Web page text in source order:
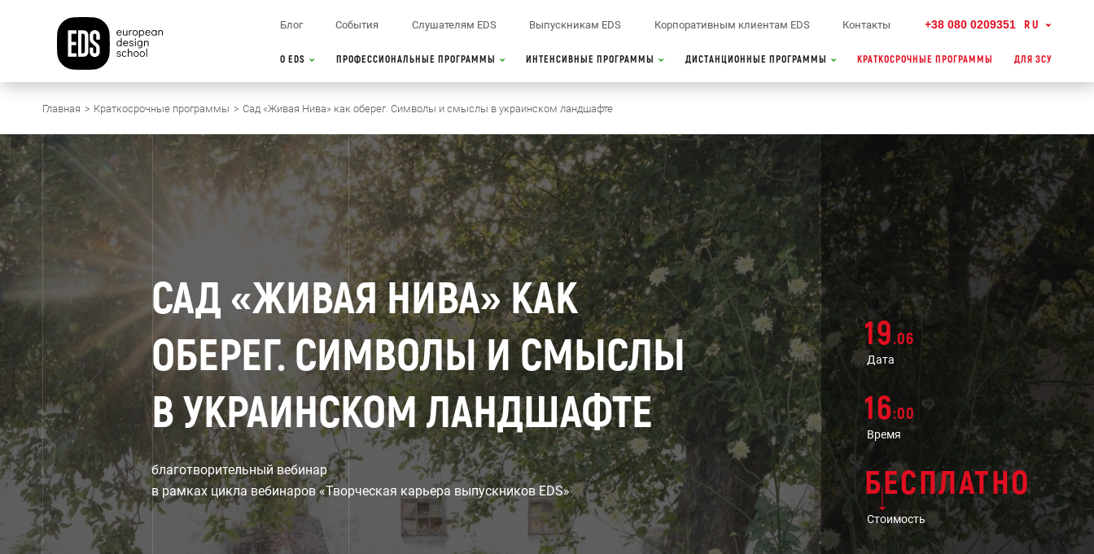
Блог События Слушателям EDS Выпускникам EDS Корпоративным клиентам EDS Контакты +38 080 0209351 RU
О EDS ПРОФЕССИОНАЛЬНЫЕ ПРОГРАММЫ ИНТЕНСИВНЫЕ ПРОГРАММЫ ДИСТАНЦИОННЫЕ ПРОГРАММЫ КРАТКОСРОЧНЫЕ ПРОГРАММЫ ДЛЯ ЗСУ
Главная Краткосрочные программы Сад «Живая Нива» как оберег. Символы и смыслы в украинском ландшафте
САД «ЖИВАЯ НИВА» КАК
ОБЕРЕГ. СИМВОЛЫ И СМЫСЛЫ
В УКРАИНСКОМ ЛАНДШАФТЕ
благотворительный вебинар
в рамках цикла вебинаров «Творческая карьера выпускников EDS»
19.06
Дата
16:00
Время
БЕСПЛАТНО
Стоимость